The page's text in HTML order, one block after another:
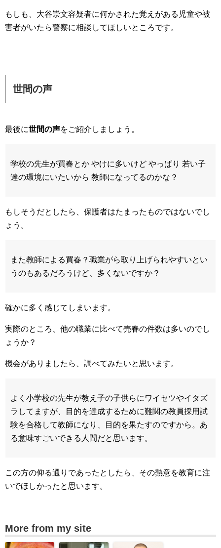
もしも、大谷崇文容疑者に何かされた覚えがある児童や被
害者がいたら警察に相談してほしいところです。
世間の声
最後に世間の声をご紹介しましょう。
学校の先生が買春とか やけに多いけど やっぱり 若い子
達の環境にいたいから 教師になってるのかな？
もしそうだとしたら、保護者はたまったものではないでし
ょう。
また教師による買春？職業がら取り上げられやすいとい
うのもあるだろうけど、多くないですか？
確かに多く感じてしまいます。
実際のところ、他の職業に比べて売春の件数は多いのでし
ょうか？
機会がありましたら、調べてみたいと思います。
よく小学校の先生が教え子の子供らにワイセツやイタズ
ラしてますが、目的を達成するために難関の教員採用試
験を合格して教師になり、目的を果たすのですから。あ
る意味すごいできる人間だと思います。
この方の仰る通りであったとしたら、その熱意を教育に注
いでほしかったと思います。
More from my site